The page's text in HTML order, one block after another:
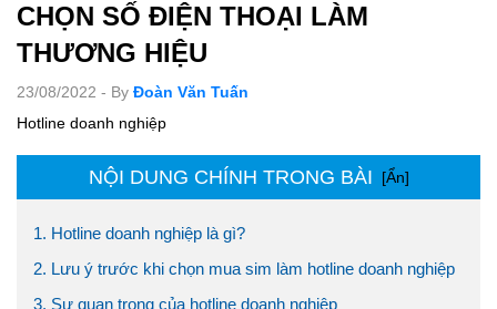
CHỌN SỐ ĐIỆN THOẠI LÀM
THƯƠNG HIỆU
23/08/2022 - By Đoàn Văn Tuấn
Hotline doanh nghiệp
NỘI DUNG CHÍNH TRONG BÀI [Ẩn]
1. Hotline doanh nghiệp là gì?
2. Lưu ý trước khi chọn mua sim làm hotline doanh nghiệp
3. Sự quan trọng của hotline doanh nghiệp